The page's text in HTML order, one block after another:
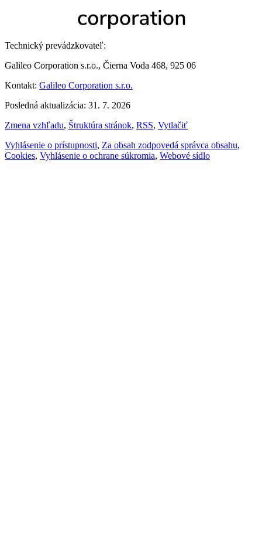
Technický prevádzkovateľ:
Galileo Corporation s.r.o., Čierna Voda 468, 925 06
Kontakt: Galileo Corporation s.r.o.
Posledná aktualizácia: 31. 7. 2026
Zmena vzhľadu, Štruktúra stránok, RSS, Vytlačiť
Vyhlásenie o prístupnosti, Za obsah zodpovedá správca obsahu,
Cookies, Vyhlásenie o ochrane súkromia, Webové sídlo